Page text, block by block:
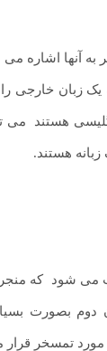
به آنها
زبان خارجی را
هستند می
هستند.
می شود که
دوم بصورت
تمسخر قرار